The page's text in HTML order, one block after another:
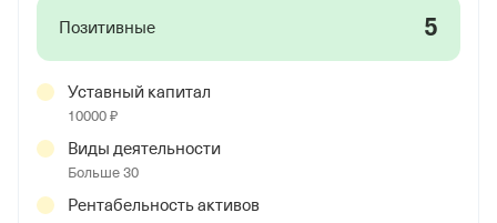
Позитивные 5
Уставный капитал
10000 ₽
Виды деятельности
Больше 30
Рентабельность активов